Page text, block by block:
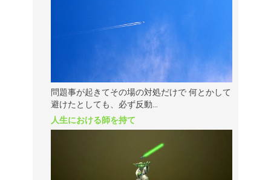
問題事が起きてその場の対処だけで 何とかして
避けたとしても、必ず反動...
人生における師を持て